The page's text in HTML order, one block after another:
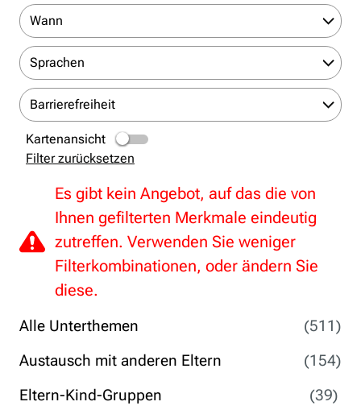
Alle Unterthemen
(511)
Austausch mit anderen Eltern
(154)
Eltern-Kind-Gruppen
(39)
Wann
Sprachen
Barrierefreiheit
Kartenansicht
Filter zurücksetzen
Es gibt kein Angebot, auf das die von
Ihnen gefilterten Merkmale eindeutig
zutreffen. Verwenden Sie weniger
Filterkombinationen, oder ändern Sie
diese.